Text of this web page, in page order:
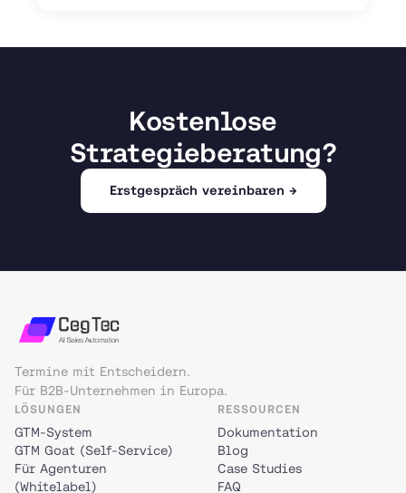
Kostenlose
Strategieberatung?
Erstgespräch vereinbaren →
Termine mit Entscheidern.
Für B2B-Unternehmen in Europa.
LÖSUNGEN
GTM-System
GTM Goat (Self-Service)
Für Agenturen
(Whitelabel)
RESSOURCEN
Dokumentation
Blog
Case Studies
FAQ